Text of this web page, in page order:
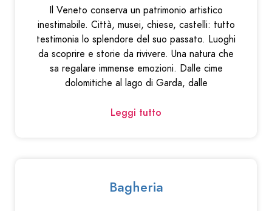
Il Veneto conserva un patrimonio artistico
inestimabile. Città, musei, chiese, castelli: tutto
testimonia lo splendore del suo passato. Luoghi
da scoprire e storie da rivivere. Una natura che
sa regalare immense emozioni. Dalle cime
dolomitiche al lago di Garda, dalle
Leggi tutto
Bagheria